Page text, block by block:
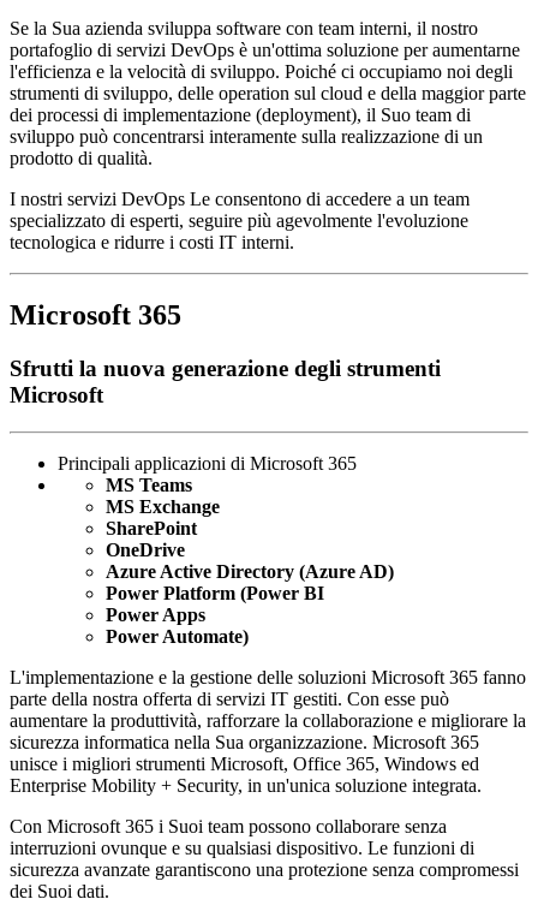
Se la Sua azienda sviluppa software con team interni, il nostro
portafoglio di servizi DevOps è un'ottima soluzione per aumentarne
l'efficienza e la velocità di sviluppo. Poiché ci occupiamo noi degli
strumenti di sviluppo, delle operation sul cloud e della maggior parte
dei processi di implementazione (deployment), il Suo team di
sviluppo può concentrarsi interamente sulla realizzazione di un
prodotto di qualità.
I nostri servizi DevOps Le consentono di accedere a un team
specializzato di esperti, seguire più agevolmente l'evoluzione
tecnologica e ridurre i costi IT interni.
Microsoft 365
Sfrutti la nuova generazione degli strumenti
Microsoft
Principali applicazioni di Microsoft 365
MS Teams
MS Exchange
SharePoint
OneDrive
Azure Active Directory (Azure AD)
Power Platform (Power BI
Power Apps
Power Automate)
L'implementazione e la gestione delle soluzioni Microsoft 365 fanno
parte della nostra offerta di servizi IT gestiti. Con esse può
aumentare la produttività, rafforzare la collaborazione e migliorare la
sicurezza informatica nella Sua organizzazione. Microsoft 365
unisce i migliori strumenti Microsoft, Office 365, Windows ed
Enterprise Mobility + Security, in un'unica soluzione integrata.
Con Microsoft 365 i Suoi team possono collaborare senza
interruzioni ovunque e su qualsiasi dispositivo. Le funzioni di
sicurezza avanzate garantiscono una protezione senza compromessi
dei Suoi dati.